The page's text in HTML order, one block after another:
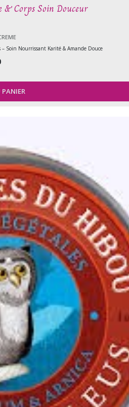
& Corps Soin Douceur
– Soin Nourrissant Karité & Amande Douce